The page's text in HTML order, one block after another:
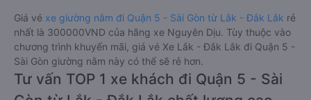
Giá vé xe giường nằm đi Quận 5 - Sài Gòn từ Lắk - Đắk Lắk rẻ
nhất là 300000VND của hãng xe Nguyên Dịu. Tùy thuộc vào
chương trình khuyến mãi, giá vé Xe Lắk - Đắk Lắk đi Quận 5 -
Sài Gòn giường nằm này có thể sẽ rẻ hơn.
Tư vấn TOP 1 xe khách đi Quận 5 - Sài